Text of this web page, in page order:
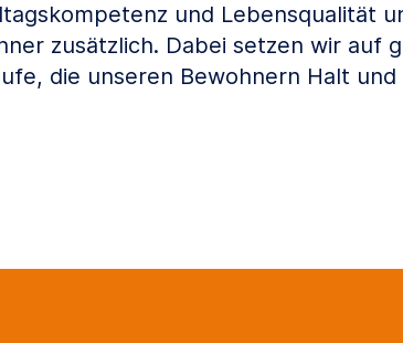
und Lebensqualität
zusätzlich. Dabei setzen wir auf
die unseren Bewohnern Halt